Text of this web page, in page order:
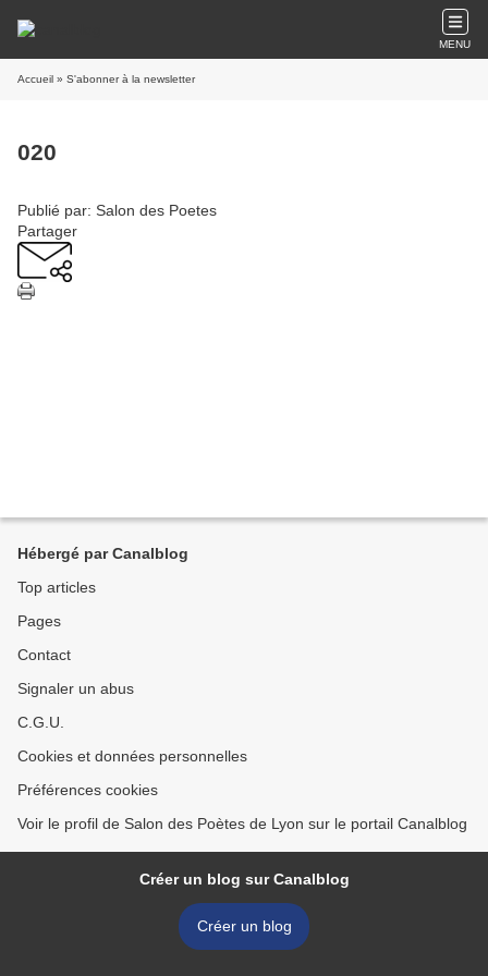
MENU
Accueil » S'abonner à la newsletter
020
Publié par: Salon des Poetes
Partager
Hébergé par Canalblog
Top articles
Pages
Contact
Signaler un abus
C.G.U.
Cookies et données personnelles
Préférences cookies
Voir le profil de Salon des Poètes de Lyon sur le portail Canalblog
Créer un blog sur Canalblog
Créer un blog